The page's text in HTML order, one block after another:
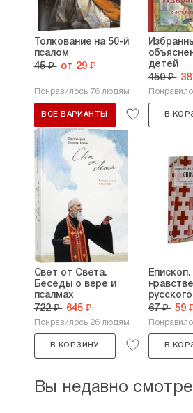
Толкование на 50-й
псалом
45 ₽ от 29 ₽
Понравилось 76 людям
ВСЕ ВАРИАНТЫ
детей
450 ₽
В
Свет от Света.
Беседы о вере и
псалмах
722 ₽ 645 ₽
Понравилось 26 людям
В КОРЗИНУ
67 ₽ 59
В
Вы недавно